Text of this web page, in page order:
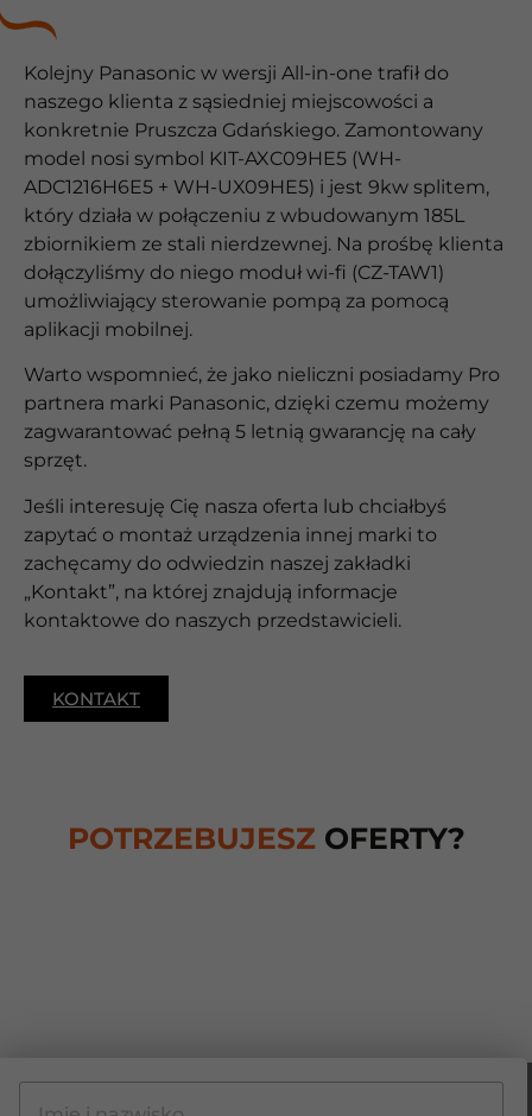
Kolejny Panasonic w wersji All-in-one trafił do
naszego klienta z sąsiedniej miejscowości a
konkretnie Pruszcza Gdańskiego. Zamontowany
model nosi symbol KIT-AXC09HE5 (WH-
ADC1216H6E5 + WH-UX09HE5) i jest 9kw splitem,
który działa w połączeniu z wbudowanym 185L
zbiornikiem ze stali nierdzewnej. Na prośbę klienta
dołączyliśmy do niego moduł wi-fi (CZ-TAW1)
umożliwiający sterowanie pompą za pomocą
aplikacji mobilnej.
Warto wspomnieć, że jako nieliczni posiadamy Pro
partnera marki Panasonic, dzięki czemu możemy
zagwarantować pełną 5 letnią gwarancję na cały
sprzęt.
Jeśli interesuję Cię nasza oferta lub chciałbyś
zapytać o montaż urządzenia innej marki to
zachęcamy do odwiedzin naszej zakładki
„Kontakt”, na której znajdują informacje
kontaktowe do naszych przedstawicieli.
KONTAKT
POTRZEBUJESZ OFERTY?